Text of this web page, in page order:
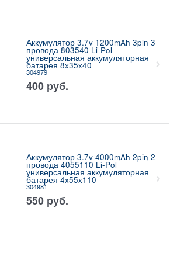
Аккумулятор 3.7v 1200mAh 3pin 3
провода 803540 Li-Pol
универсальная аккумуляторная
батарея 8x35x40
304979
400 руб.
Аккумулятор 3.7v 4000mAh 2pin 2
провода 4055110 Li-Pol
универсальная аккумуляторная
батарея 4x55x110
304981
550 руб.